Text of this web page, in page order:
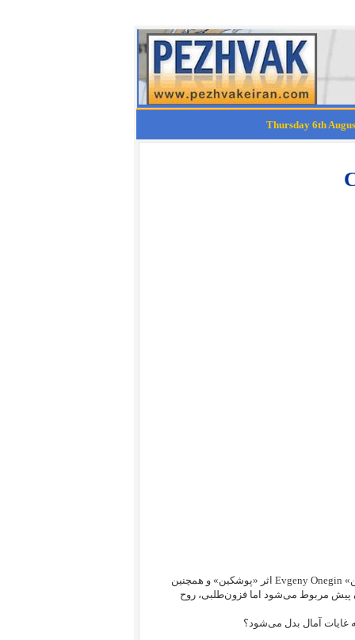
داستان «کاوالریا روستیکانا» (غیرت روستایی) که بنوعی مرا بیاد «یوگنی‌ آنه ‌گین» Evgeny Onegin اثر «پوشکین» و همچنین
پیش مربوط می‌شود اما فزون‌طلبی، روح
غایات آمال بدل می‌شود؟